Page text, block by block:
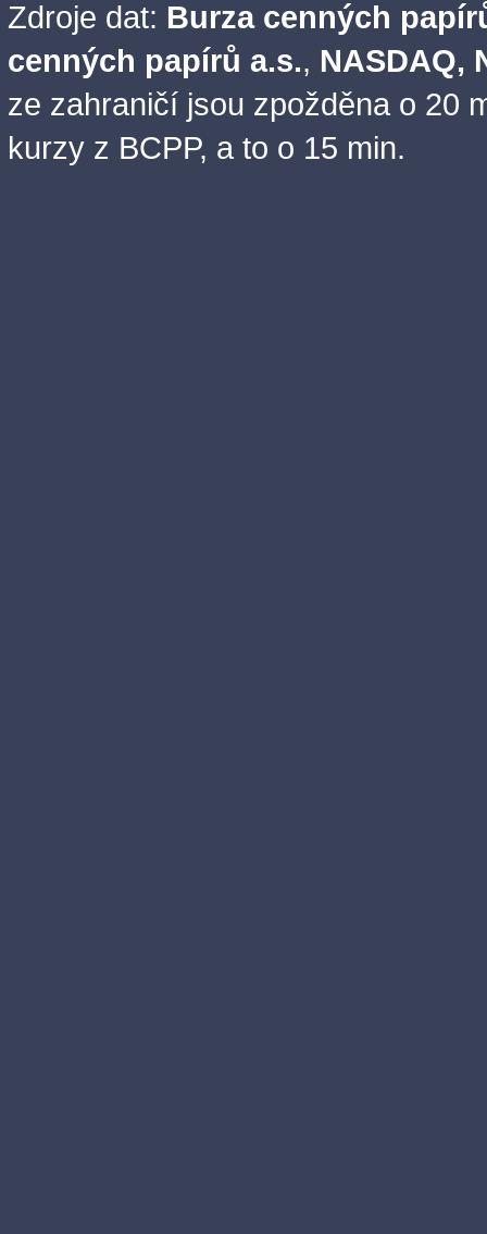
Zdroje dat: Burza cenných
cenných papírů a.s., NASDAQ,
ze zahraničí jsou zpožděna o 20
kurzy z BCPP, a to o 15 min.